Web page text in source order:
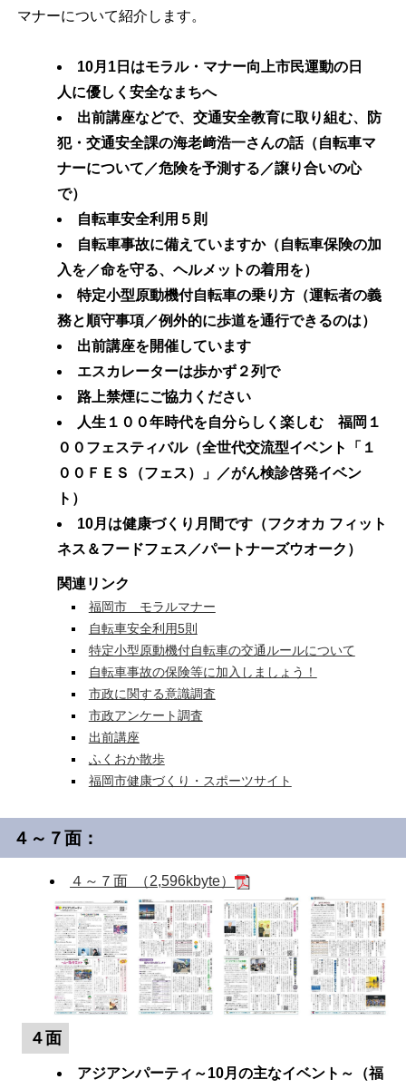
マナーについて紹介します。
10月1日はモラル・マナー向上市民運動の日
人に優しく安全なまちへ
出前講座などで、交通安全教育に取り組む、防
犯・交通安全課の海老﨑浩一さんの話（自転車マ
ナーについて／危険を予測する／譲り合いの心
で）
自転車安全利用５則
自転車事故に備えていますか（自転車保険の加
入を／命を守る、ヘルメットの着用を）
特定小型原動機付自転車の乗り方（運転者の義
務と順守事項／例外的に歩道を通行できるのは）
出前講座を開催しています
エスカレーターは歩かず２列で
路上禁煙にご協力ください
人生１００年時代を自分らしく楽しむ 福岡１
００フェスティバル（全世代交流型イベント「１
００ＦＥＳ（フェス）」／がん検診啓発イベン
ト）
10月は健康づくり月間です（フクオカ フィット
ネス＆フードフェス／パートナーズウオーク）
関連リンク
福岡市 モラルマナー
自転車安全利用5則
特定小型原動機付自転車の交通ルールについて
自転車事故の保険等に加入しましょう！
市政に関する意識調査
市政アンケート調査
出前講座
ふくおか散歩
福岡市健康づくり・スポーツサイト
４～７面：
４～７面 （2,596kbyte）
４面
アジアンパーティ～10月の主なイベント～（福